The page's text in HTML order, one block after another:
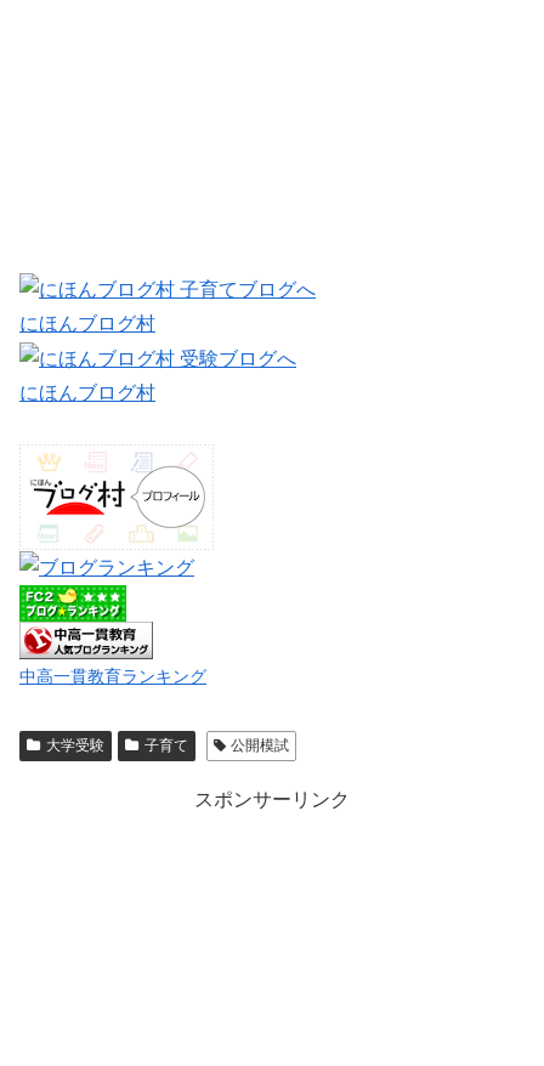
にほんブログ村
にほんブログ村
中高一貫教育ランキング
大学受験 子育て 公開模試
スポンサーリンク